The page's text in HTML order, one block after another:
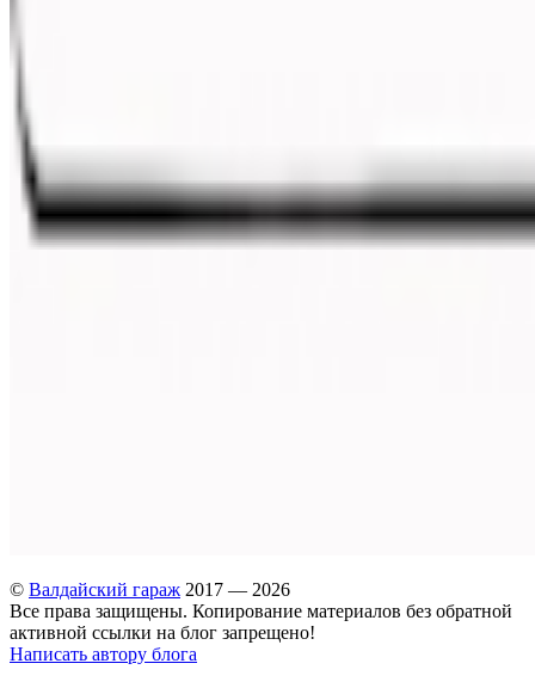
© Валдайский гараж 2017 — 2026
Все права защищены. Копирование материалов без обратной
активной ссылки на блог запрещено!
Написать автору блога